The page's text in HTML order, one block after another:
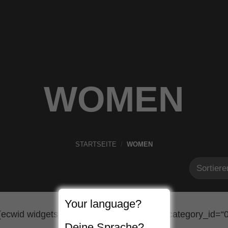
WOMEN
STARTSEITE / WOMEN
widgets=“productbrowser“
Your language?